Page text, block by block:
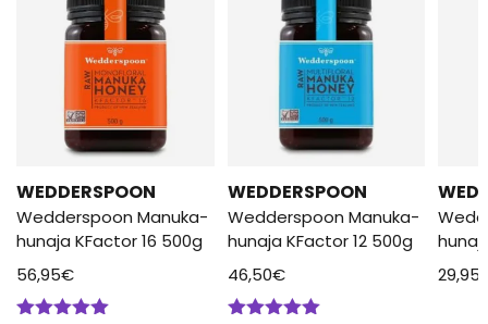
WEDDERSPOON
Wedderspoon Manuka-
hunaja KFactor 16 500g
56,95€
WEDDERSPOON
Wedderspoon Manuka-
hunaja KFactor 12 500g
46,50€
29,95